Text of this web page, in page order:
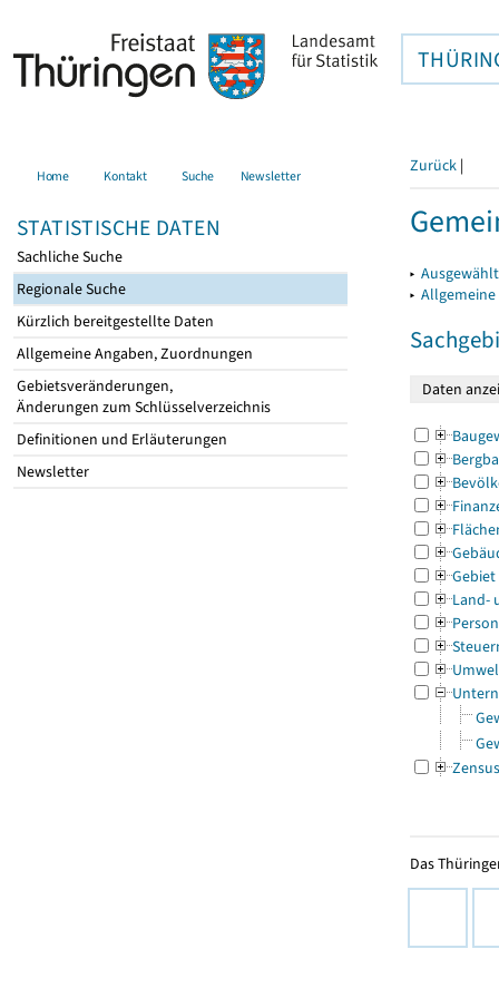
Home Kontakt Suche Newsletter
STATISTISCHE DATEN
Sachliche Suche
Regionale Suche
Kürzlich bereitgestellte Daten
Allgemeine Angaben, Zuordnungen
Gebietsveränderungen,
Änderungen zum Schlüsselverzeichnis
Definitionen und Erläuterungen
Newsletter
Zurück |
▸
▸
Gebiet
Land-
Zensus
Das